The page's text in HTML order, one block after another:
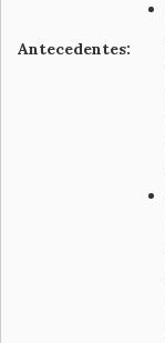
Antecedentes: